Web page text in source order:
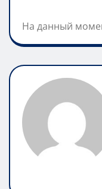
На данный